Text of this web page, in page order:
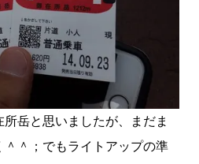
岳と思いましたが、まだま
＾；でもライトアップの準